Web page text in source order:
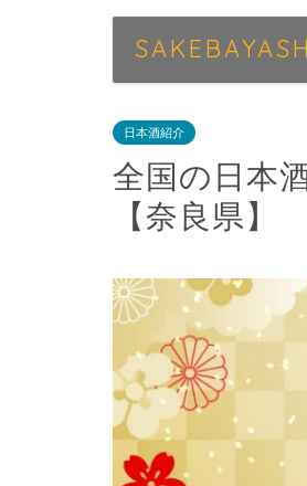
日本酒紹介
全国の日本
【奈良県】